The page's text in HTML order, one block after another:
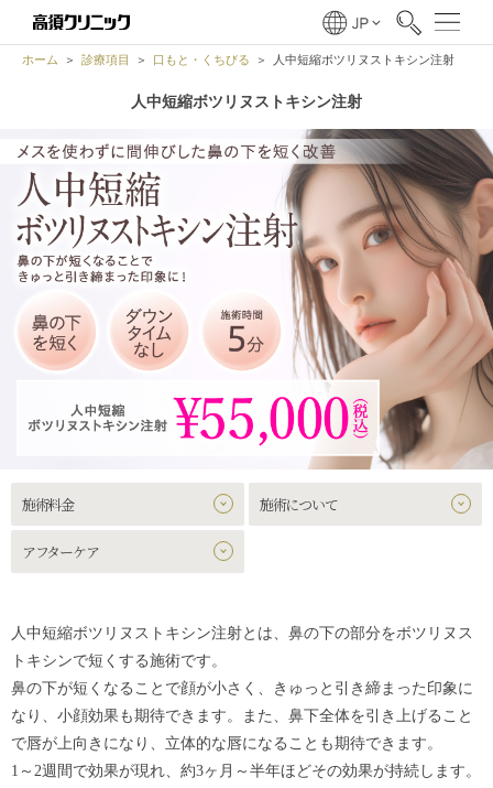
ホーム 診療項目 口もと・くちびる 人中短縮ボツリヌストキシン注射
人中短縮ボツリヌストキシン注射
施術料金 施術について
アフターケア
人中短縮ボツリヌストキシン注射とは、鼻の下の部分をボツリヌス
トキシンで短くする施術です。
鼻の下が短くなることで顔が小さく、きゅっと引き締まった印象に
なり、小顔効果も期待できます。また、鼻下全体を引き上げること
で唇が上向きになり、立体的な唇になることも期待できます。
1～2週間で効果が現れ、約3ヶ月～半年ほどその効果が持続します。